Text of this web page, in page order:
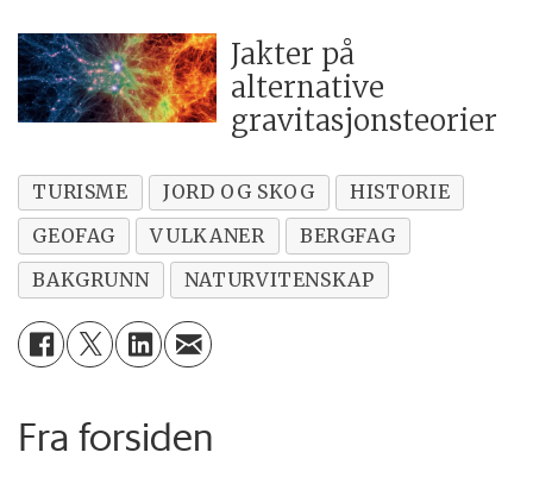
Jakter på
alternative
gravitasjonsteorier
TURISME JORD OG SKOG
HISTORIE
GEOFAG
VULKANER
BERGFAG
BAKGRUNN
NATURVITENSKAP
Fra forsiden